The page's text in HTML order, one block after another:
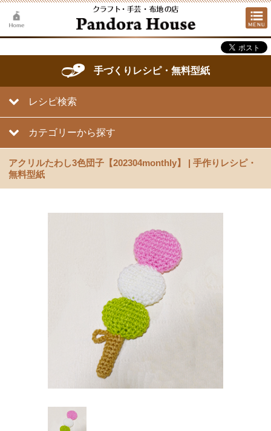
手づくりレシピ・無料型紙
レシピ検索
カテゴリーから探す
アクリルたわし3色団子【202304monthly】 | 手作りレシピ・
無料型紙